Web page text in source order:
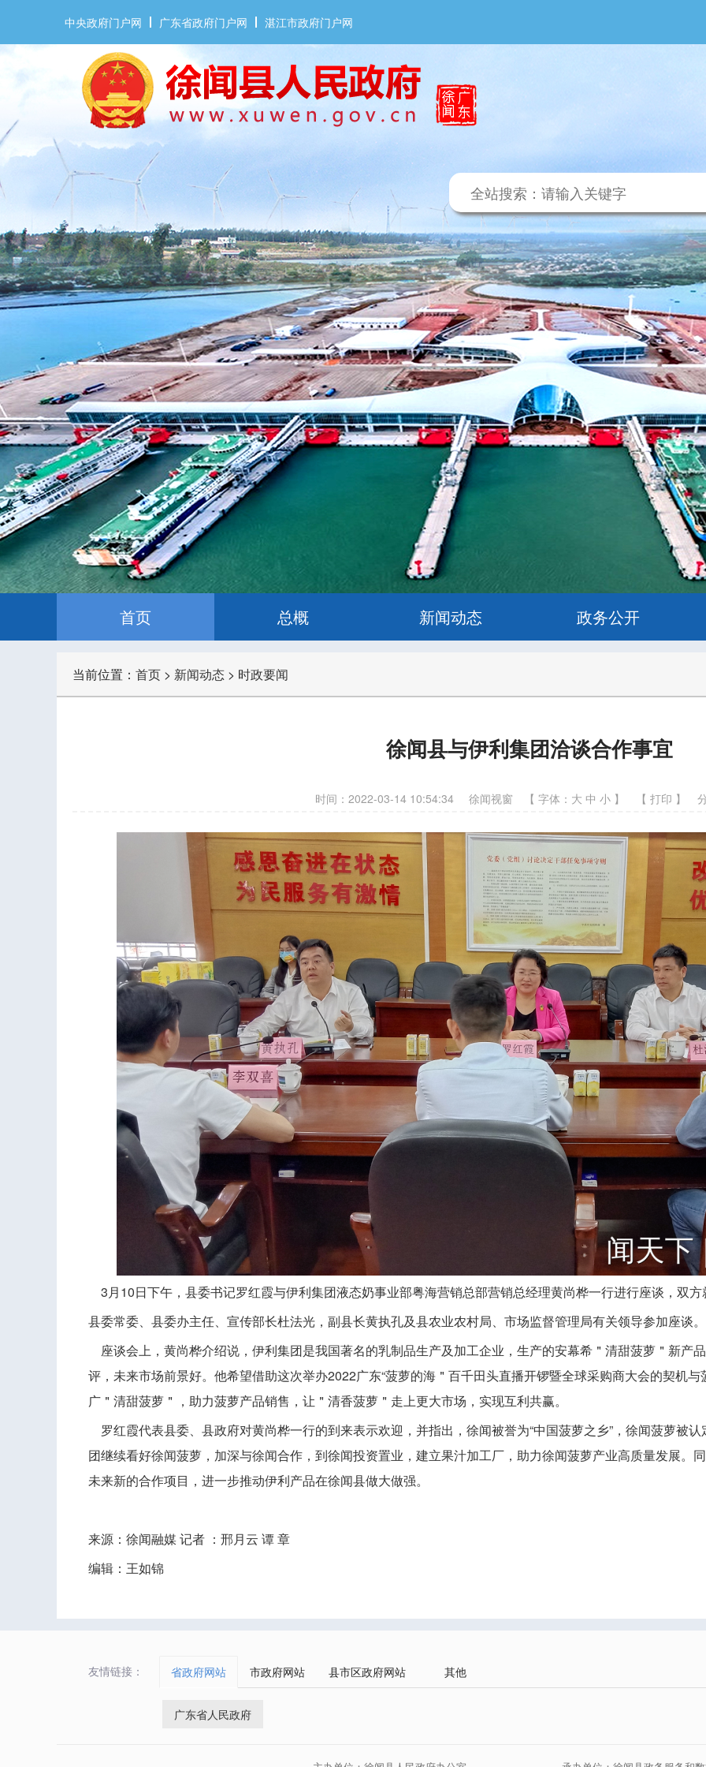
中央政府门户网 广东省政府门户网 湛江市政府门户网
首页 总概 新闻动态 政务公开
当前位置： 首页 > 新闻动态 > 时政要闻
徐闻县与伊利集团洽谈合作事宜
时间：2022-03-14 10:54:34 徐闻视窗 【 字体： 大 中 小】 【 打印 】
3月10日下午，县委书记罗红霞与伊利集团液态奶事业部粤海营销总部营销总经理黄尚桦一行进行座谈，双
县委常委、县委办主任、宣传部长杜法光，副县长黄执孔及县农业农村局、市场监督管理局有关领导参加座谈。
座谈会上，黄尚桦介绍说，伊利集团是我国著名的乳制品生产及加工企业，生产的安幕希＂清甜菠萝＂新产
评，未来市场前景好。他希望借助这次举办2022广东“菠萝的海＂百千田头直播开锣暨全球采购商大会的契机
广＂清甜菠萝＂，助力菠萝产品销售，让＂清香菠萝＂走上更大市场，实现互利共赢。
罗红霞代表县委、县政府对黄尚桦一行的到来表示欢迎，并指出，徐闻被誉为“中国菠萝之乡”，徐闻菠萝被
团继续看好徐闻菠萝，加深与徐闻合作，到徐闻投资置业，建立果汁加工厂，助力徐闻菠萝产业高质量发展。
未来新的合作项目，进一步推动伊利产品在徐闻县做大做强。
来源：徐闻融媒 记者 ：邢月云 谭 章
编辑：王如锦
友情链接： 省政府网站 市政府网站 县市区政府网站 其他
广东省人民政府